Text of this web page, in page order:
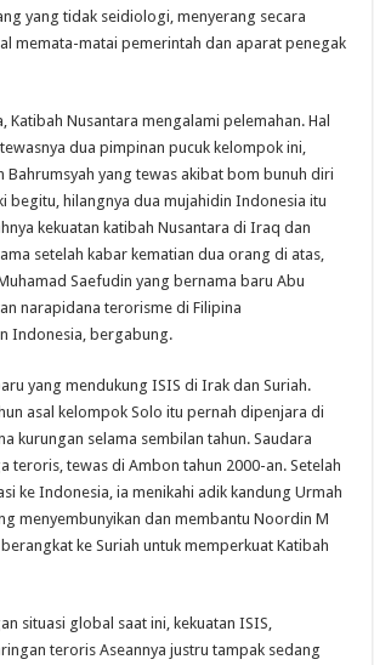
yang tidak seidiologi, menyerang secara
memata-matai pemerintah dan aparat penegak
Katibah Nusantara mengalami pelemahan. Hal
dua pimpinan pucuk kelompok ini,
Bahrumsyah yang tewas akibat bom bunuh diri
begitu, hilangnya dua mujahidin Indonesia itu
kekuatan katibah Nusantara di Iraq dan
setelah kabar kematian dua orang di atas,
Saefudin yang bernama baru Abu
narapidana terorisme di Filipina
Indonesia, bergabung.
yang mendukung ISIS di Irak dan Suriah.
asal kelompok Solo itu pernah dipenjara di
kurungan selama sembilan tahun. Saudara
teroris, tewas di Ambon tahun 2000-an. Setelah
ke Indonesia, ia menikahi adik kandung Urmah
menyembunyikan dan membantu Noordin M
ke Suriah untuk memperkuat Katibah
situasi global saat ini, kekuatan ISIS,
teroris Aseannya justru tampak sedang